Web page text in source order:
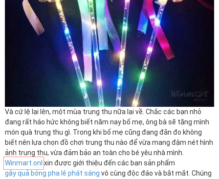
Và cứ lệ lại lên, một mùa trung thu nữa lại về. Chắc các bạn nhỏ
đang rất háo hức không biết năm nay bố mẹ, ông bà sẽ tặng mình
món quà trung thu gì. Trong khi bố mẹ cũng đang đắn đo không
biết nên lựa chọn đồ chơi trung thu nào để vừa mang đậm nét hình
ảnh trung thu, vừa đảm bảo an toàn cho bé yêu nhà mình.
Winmart.onl xin được giới thiệu đến các bạn sản phẩm
gậy quả bóng pha lê phát sáng vô cùng độc đáo và bắt mắt. Chúng